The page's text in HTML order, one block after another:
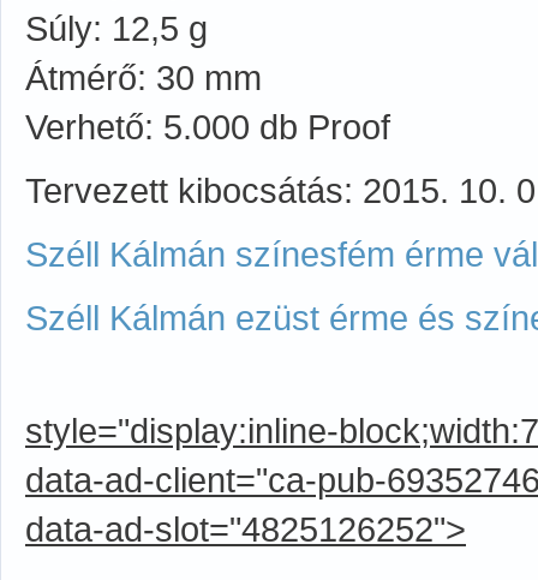
Súly: 12,5 g
Átmérő: 30 mm
Verhető: 5.000 db Proof
Tervezett kibocsátás: 2015. 10.
Széll Kálmán színesfém érme
Széll Kálmán ezüst érme és
style="display:inline-
data-ad-client="ca-pub-
data-ad-slot="4825126252">